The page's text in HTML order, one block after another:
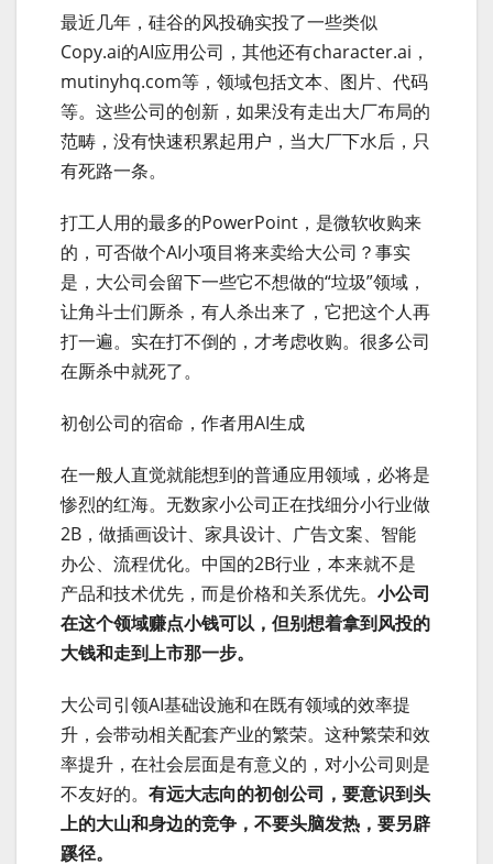
最近几年，硅谷的风投确实投了一些类似
Copy.ai的AI应用公司，其他还有character.ai，
mutinyhq.com等，领域包括文本、图片、代码
等。这些公司的创新，如果没有走出大厂布局的
范畴，没有快速积累起用户，当大厂下水后，只
有死路一条。
打工人用的最多的PowerPoint，是微软收购来
的，可否做个AI小项目将来卖给大公司？事实
是，大公司会留下一些它不想做的“垃圾”领域，
让角斗士们厮杀，有人杀出来了，它把这个人再
打一遍。实在打不倒的，才考虑收购。很多公司
在厮杀中就死了。
初创公司的宿命，作者用AI生成
在一般人直觉就能想到的普通应用领域，必将是
惨烈的红海。无数家小公司正在找细分小行业做
2B，做插画设计、家具设计、广告文案、智能
办公、流程优化。中国的2B行业，本来就不是
产品和技术优先，而是价格和关系优先。 小公司
在这个领域赚点小钱可以，但别想着拿到风投的
大钱和走到上市那一步。
大公司引领AI基础设施和在既有领域的效率提
升，会带动相关配套产业的繁荣。这种繁荣和效
率提升，在社会层面是有意义的，对小公司则是
不友好的。 有远大志向的初创公司，要意识到头
上的大山和身边的竞争，不要头脑发热，要另辟
蹊径。